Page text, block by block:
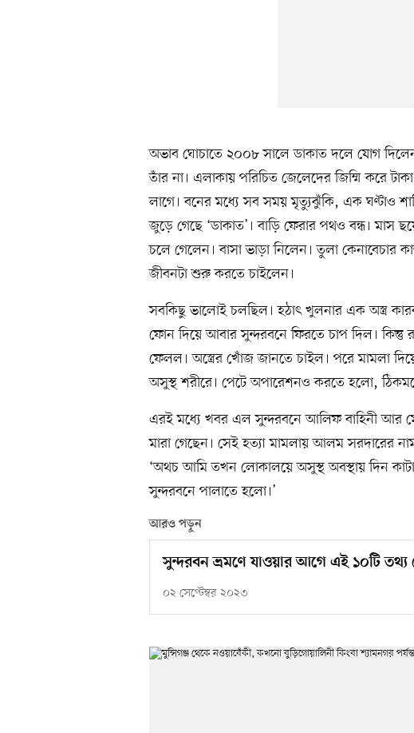
অভাব ঘোচাতে ২০০৮ সালে ডাকাত দলে যোগ
তাঁর না। এলাকায় পরিচিত জেলেদের জিম্মি করে
লাগে। বনের মধ্যে সব সময় মৃত্যুঝুঁকি, এক ঘণ্টাও
জুড়ে গেছে ‘ডাকাত’। বাড়ি ফেরার পথও বন্ধ। মাস
চলে গেলেন। বাসা ভাড়া নিলেন। তুলা কেনাবেচার
জীবনটা শুরু করতে চাইলেন।
সবকিছু ভালোই চলছিল। হঠাৎ খুলনার এক অস্ত্র
ফোন দিয়ে আবার সুন্দরবনে ফিরতে চাপ দিল। কিন্তু
ফেলল। অস্ত্রের খোঁজ জানতে চাইল। পরে মামলা
অসুস্থ শরীরে। পেটে অপারেশনও করতে হলো,
এরই মধ্যে খবর এল সুন্দরবনে আলিফ বাহিনী আর
মারা গেছেন। সেই হত্যা মামলায় আলম সরদারের
‘অথচ আমি তখন লোকালয়ে অসুস্থ অবস্থায় দিন
সুন্দরবনে পালাতে হলো।’
আরও পড়ুন
সুন্দরবন ভ্রমণে যাওয়ার আগে এই ১০টি তথ্য
০২ সেপ্টেম্বর ২০২৩